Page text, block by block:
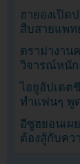
ฮายองเปิด
สืบสายแพท
ดราม่างาน
วิจารณ์หนัก
ไอยูอัปเดต
ทำแฟนๆ พูด
อีซูฮยอนเผ
ต้องสู้กับคว